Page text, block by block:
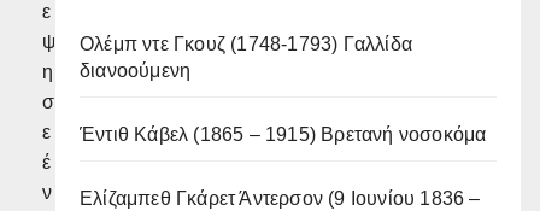
ε
ψ
η
σ
ε
έ
ν
Ολέμπ ντε Γκουζ (1748-1793) Γαλλίδα
διανοούμενη
Έντιθ Κάβελ (1865 – 1915) Βρετανή νοσοκόμα
Ελίζαμπεθ Γκάρετ Άντερσον (9 Ιουνίου 1836 –